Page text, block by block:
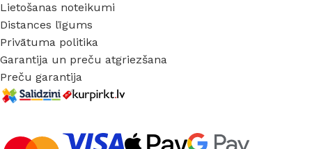
Lietošanas noteikumi
Distances līgums
Privātuma politika
Garantija un preču atgriezšana
Preču garantija